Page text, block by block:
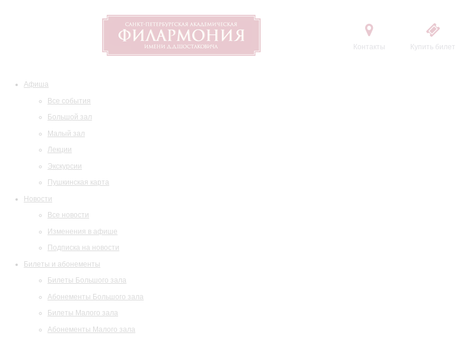
Контакты Купить билет
Афиша
Все события
Большой зал
Малый зал
Лекции
Экскурсии
Пушкинская карта
Новости
Все новости
Изменения в афише
Подписка на новости
Билеты и абонементы
Билеты Большого зала
Абонементы Большого зала
Билеты Малого зала
Абонементы Малого зала